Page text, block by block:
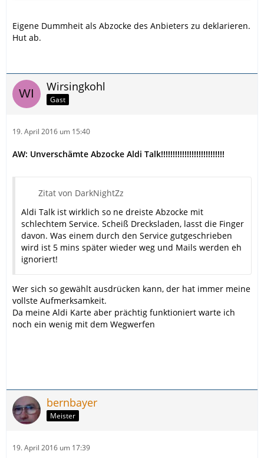
Eigene Dummheit als Abzocke des Anbieters zu deklarieren.
Hut ab.
Wirsingkohl
Gast
19. April 2016 um 15:40
AW: Unverschämte Abzocke Aldi Talk!!!!!!!!!!!!!!!!!!!!!!!!!!!
Zitat von DarkNightZz
Aldi Talk ist wirklich so ne dreiste Abzocke mit
schlechtem Service. Scheiß Drecksladen, lasst die Finger
davon. Was einem durch den Service gutgeschrieben
wird ist 5 mins später wieder weg und Mails werden eh
ignoriert!
Wer sich so gewählt ausdrücken kann, der hat immer meine
vollste Aufmerksamkeit.
Da meine Aldi Karte aber prächtig funktioniert warte ich
noch ein wenig mit dem Wegwerfen
bernbayer
Meister
19. April 2016 um 17:39